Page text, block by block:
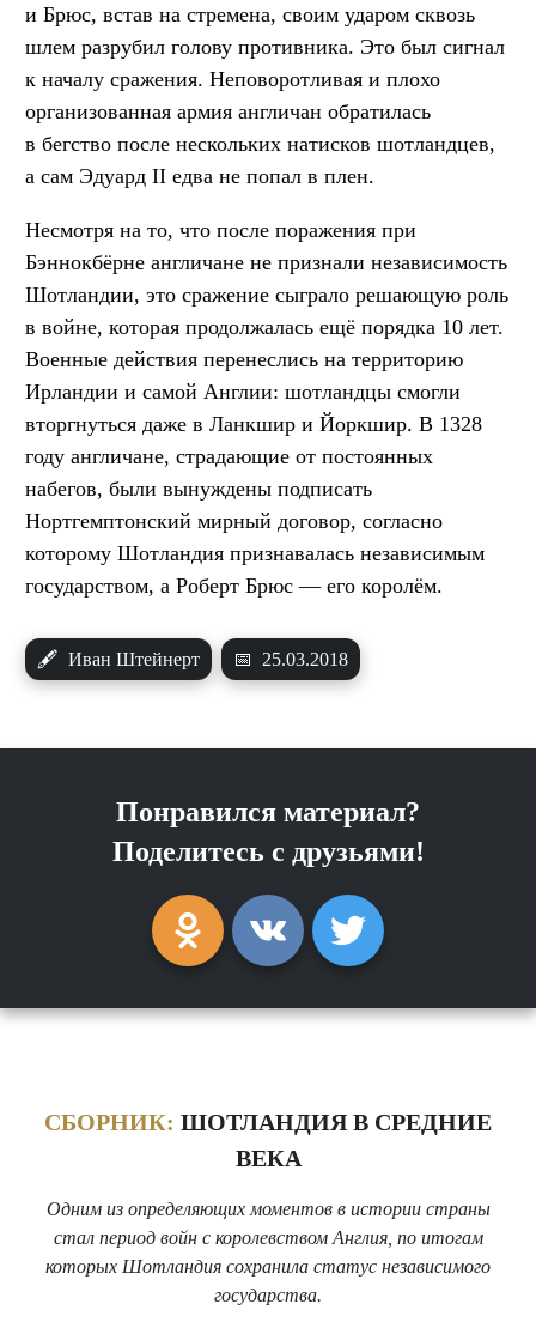
и Брюс, встав на стремена, своим ударом сквозь
шлем разрубил голову противника. Это был сигнал
к началу сражения. Неповоротливая и плохо
организованная армия англичан обратилась
в бегство после нескольких натисков шотландцев,
а сам Эдуард II едва не попал в плен.
Несмотря на то, что после поражения при
Бэннокбёрне англичане не признали независимость
Шотландии, это сражение сыграло решающую роль
в войне, которая продолжалась ещё порядка 10 лет.
Военные действия перенеслись на территорию
Ирландии и самой Англии: шотландцы смогли
вторгнуться даже в Ланкшир и Йоркшир. В 1328
году англичане, страдающие от постоянных
набегов, были вынуждены подписать
Нортгемптонский мирный договор, согласно
которому Шотландия признавалась независимым
государством, а Роберт Брюс — его королём.
🖋 Иван Штейнерт 📅 25.03.2018
Понравился материал?
Поделитесь с друзьями!
СБОРНИК: ШОТЛАНДИЯ В СРЕДНИЕ
ВЕКА
Одним из определяющих моментов в истории страны
стал период войн с королевством Англия, по итогам
которых Шотландия сохранила статус независимого
государства.